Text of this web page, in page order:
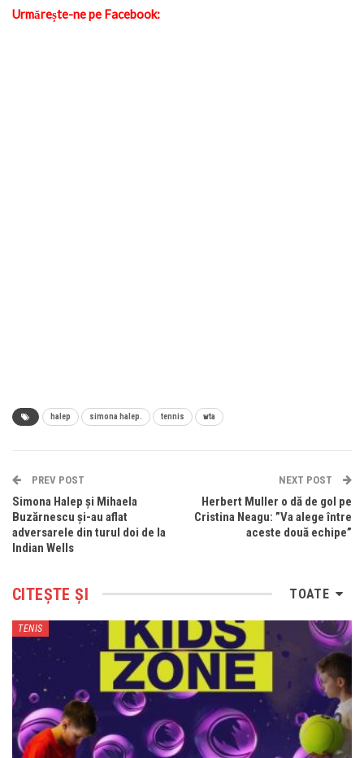
Urmărește-ne pe Facebook:
halep simona halep. tennis wta
PREV POST
Simona Halep şi Mihaela
Buzărnescu şi-au aflat
adversarele din turul doi de la
Indian Wells
NEXT POST
Herbert Muller o dă de gol pe
Cristina Neagu: ”Va alege între
aceste două echipe”
TOATE
CITEȘTE ȘI
TENIS